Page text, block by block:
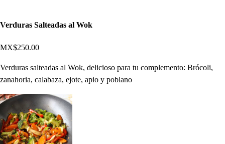
Verduras Salteadas al Wok
MX$250.00
Verduras salteadas al Wok, delicioso para tu complemento: Brócoli,
zanahoria, calabaza, ejote, apio y poblano